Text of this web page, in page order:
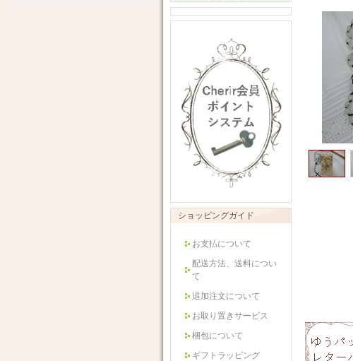
ショッピングガイド
お支払について
配送方法、送料につい
て
追加注文について
お取り置きサービス
梱包について
ギフトラッピング